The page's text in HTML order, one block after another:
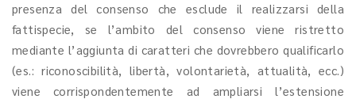
presenza del consenso che esclude il realizzarsi della
fattispecie, se l’ambito del consenso viene ristretto
mediante l’aggiunta di caratteri che dovrebbero qualificarlo
(es.: riconoscibilità, libertà, volontarietà, attualità, ecc.)
viene corrispondentemente ad ampliarsi l’estensione